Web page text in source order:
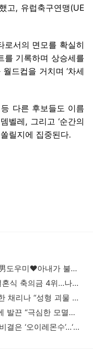
고, 유럽축구연맹(UE
서의 면모를 확실히
를 기록하며 상승세를
드컵을 거치며 ‘차세
다른 후보들도 이름
벨레, 그리고 ‘순간의
릴지에 집중된다.
“맨몸으로 침실서…” 男도우미♥아내가 불륜? (영업비밀)
차태현 “김종국, 내 결혼식 축의금 4위…나도 그 정도”
31년 만에 민낯 공개한 채리나 “성형 괴물 악플 상처” (터치미)
유재석, 정준하 희롱에 발끈 “극심한 모멸감”…소송 선언 (놀뭐)
엄정화, 완벽한 복근 비결은 ‘오이레몬수’…‘놀토’서 돌연 흑화